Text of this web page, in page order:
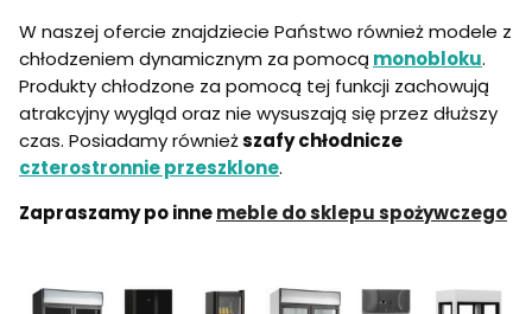
W naszej ofercie znajdziecie Państwo również modele z
chłodzeniem dynamicznym za pomocą monobloku.
Produkty chłodzone za pomocą tej funkcji zachowują
atrakcyjny wygląd oraz nie wysuszają się przez dłuższy
czas. Posiadamy równieższafy chłodnicze
czterostronnie przeszklone.
Zapraszamy po innemeble do sklepu spożywczego